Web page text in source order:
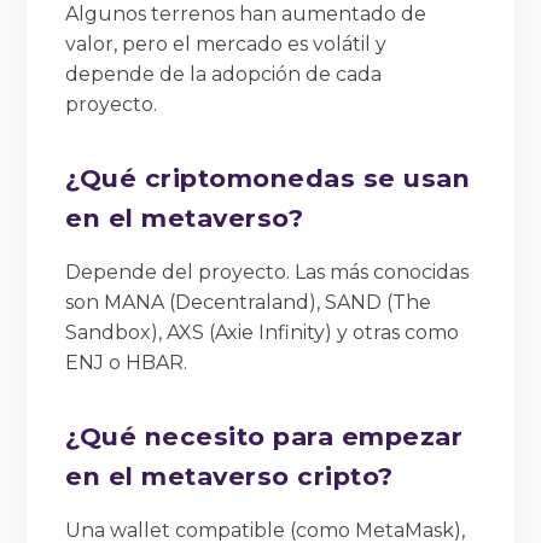
Algunos terrenos han aumentado de
valor, pero el mercado es volátil y
depende de la adopción de cada
proyecto.
¿Qué criptomonedas se usan
en el metaverso?
Depende del proyecto. Las más conocidas
son MANA (Decentraland), SAND (The
Sandbox), AXS (Axie Infinity) y otras como
ENJ o HBAR.
¿Qué necesito para empezar
en el metaverso cripto?
Una wallet compatible (como MetaMask),